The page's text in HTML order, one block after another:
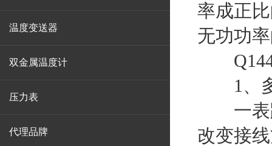
温度变送器
双金属温度计
压力表
代理品牌
率成正
无功功
1、多
一表跨
改变接